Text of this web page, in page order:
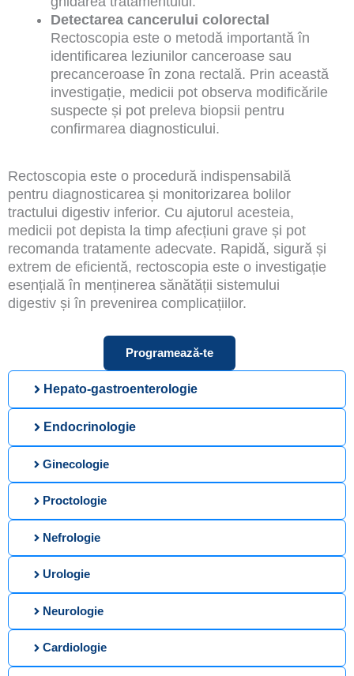
Hepato-gastroenterologie
Endocrinologie
Ginecologie
Proctologie
Nefrologie
Urologie
Neurologie
Cardiologie
Detectarea cancerului colorectal
Rectoscopia este o metodă importantă în
identificarea leziunilor canceroase sau
precanceroase în zona rectală. Prin această
investigație, medicii pot observa modificările
suspecte și pot preleva biopsii pentru
confirmarea diagnosticului.
Rectoscopia este o procedură indispensabilă
pentru diagnosticarea și monitorizarea bolilor
tractului digestiv inferior. Cu ajutorul acesteia,
medicii pot depista la timp afecțiuni grave și pot
recomanda tratamente adecvate. Rapidă, sigură și
extrem de eficientă, rectoscopia este o investigație
esențială în menținerea sănătății sistemului
digestiv și în prevenirea complicațiilor.
Programează-te